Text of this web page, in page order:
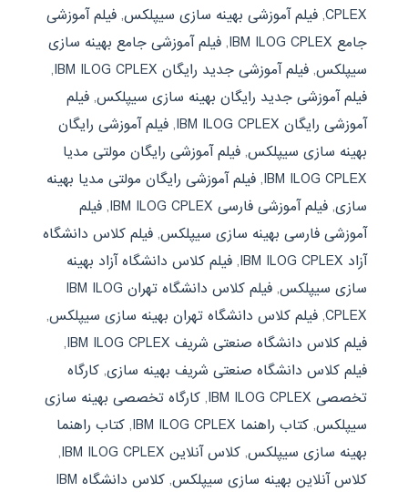
CPLEX
, فیلم آموزشی بهینه سازی سیپلکس, فیلم آموزشی
جامع IBM ILOG CPLEX
, فیلم آموزشی جامع بهینه سازی
سیپلکس, فیلم آموزشی جدید رایگان IBM ILOG CPLEX
,
فیلم آموزشی جدید رایگان بهینه سازی سیپلکس, فیلم
آموزشی رایگان IBM ILOG CPLEX
, فیلم آموزشی رایگان
بهینه سازی سیپلکس, فیلم آموزشی رایگان مولتی مدیا
IBM ILOG CPLEX
, فیلم آموزشی رایگان مولتی مدیا بهینه
سازی, فیلم آموزشی فارسی IBM ILOG CPLEX , فیلم
آموزشی فارسی بهینه سازی سیپلکس, فیلم کلاس دانشگاه
آزاد IBM ILOG CPLEX
, فیلم کلاس دانشگاه آزاد بهینه
سازی سیپلکس,
فیلم کلاس دانشگاه تهران IBM ILOG
CPLEX
, فیلم کلاس دانشگاه تهران بهینه سازی سیپلکس,
فیلم کلاس دانشگاه صنعتی شریف IBM ILOG CPLEX
,
فیلم کلاس دانشگاه صنعتی شریف بهینه سازی, کارگاه
تخصصی IBM ILOG CPLEX
, کارگاه تخصصی بهینه سازی
سیپلکس, کتاب راهنما IBM ILOG CPLEX , کتاب راهنما
بهینه سازی سیپلکس, کلاس آنلاین IBM ILOG CPLEX
,
کلاس آنلاین بهینه سازی سیپلکس,
کلاس دانشگاه IBM